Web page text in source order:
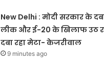
New Delhi : मोदी सरकार के
लीक और ई-20 के खिलाफ उठ
दबा रहा मेटा- केजरीवाल
9 minutes ago